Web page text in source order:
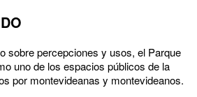
sobre percepciones y usos, el Parque
uno de los espacios públicos de la
por montevideanas y montevideanos.